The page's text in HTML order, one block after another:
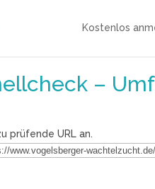
Kostenlos
–
prüfende URL an.